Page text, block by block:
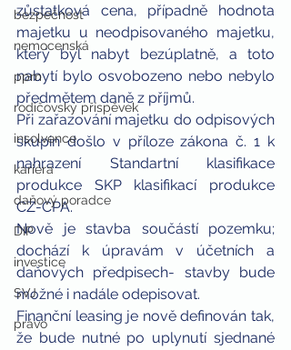
bezpečnost
nemocenská
ppm
rodičovský příspěvek
insolvence
kariéra
daňový poradce
DIP
investice
SVJ
právo
zůstatková cena, případně hodnota
majetku u neodpisovaného majetku,
který byl nabyt bezúplatně, a toto
nabytí bylo osvobozeno nebo nebylo
předmětem daně z příjmů.
Při zařazování majetku do odpisových
skupin došlo v příloze zákona č. 1 k
nahrazení Standartní klasifikace
produkce SKP klasifikací produkce
CZ-CPA.
Nově je stavba součástí pozemku;
dochází k úpravám v účetních a
daňových předpisech- stavby bude
možné i nadále odepisovat.
Finanční leasing je nově definován tak,
že bude nutné po uplynutí sjednané